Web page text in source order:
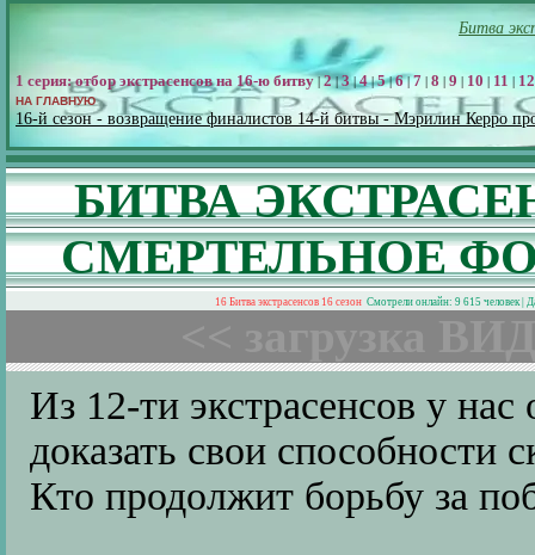
Битва
1 серия: отбор экстрасенсов на 16-ю битву|2|3|4|5|6|7 | 8 | 9 | 10|11 | 12
НА ГЛАВНУЮ
16-й сезон - возвращение финалистов 14-й битвы - Мэрилин Керро
БИТВА
СМЕРТЕЛЬНОЕ
16 Битва экстрасенсов 16 сезон Смотрели онлайн: 9 615 человек |
Из 12-ти экстрасенсов у
доказать свои способности
Кто продолжит борьбу за